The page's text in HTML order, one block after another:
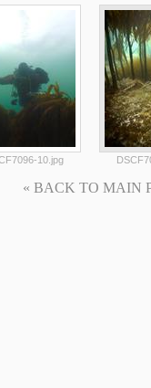
10.jpg
« BACK TO MAIN